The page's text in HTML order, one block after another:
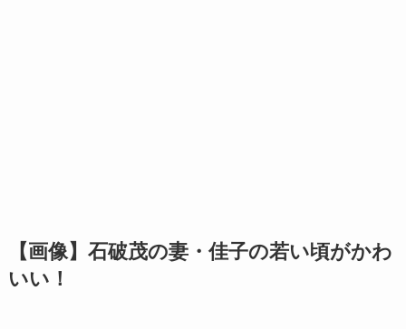
【画像】石破茂の妻・佳子の若い頃がかわ
いい！